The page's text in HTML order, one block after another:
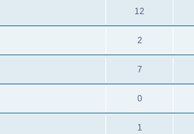
12
2
7
0
1